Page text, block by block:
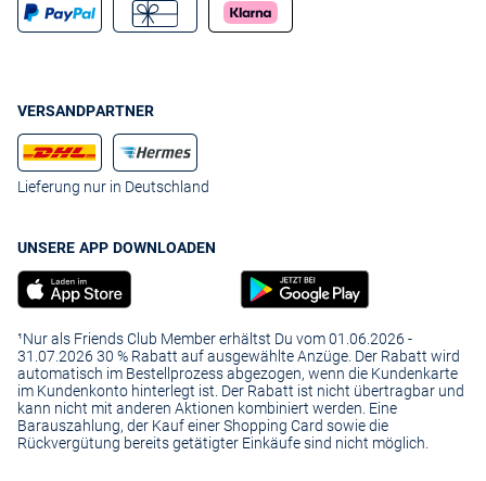
VERSANDPARTNER
Lieferung nur in Deutschland
UNSERE APP DOWNLOADEN
¹Nur als Friends Club Member erhältst Du vom 01.06.2026 -
31.07.2026 30 % Rabatt auf ausgewählte Anzüge. Der Rabatt wird
automatisch im Bestellprozess abgezogen, wenn die Kundenkarte
im Kundenkonto hinterlegt ist. Der Rabatt ist nicht übertragbar und
kann nicht mit anderen Aktionen kombiniert werden. Eine
Barauszahlung, der Kauf einer Shopping Card sowie die
Rückvergütung bereits getätigter Einkäufe sind nicht möglich.